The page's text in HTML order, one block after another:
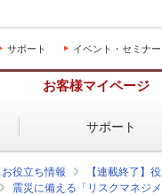
サポート イベント・セミナー
お客様マイページ
サポート
役立ち情報
【連載終了】
震災に備える「リスクマネジメ